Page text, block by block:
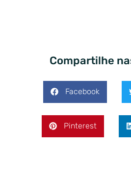
Compartilhe
Facebook
Pinterest